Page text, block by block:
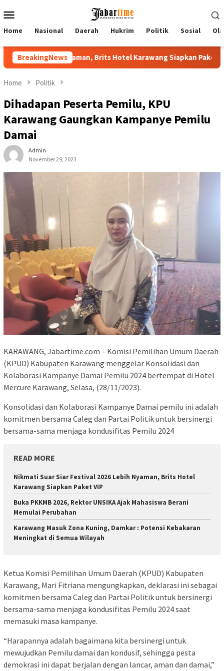
to
Menu
Home Nasional Daerah Hukrim Politik Sosial
BreakingNews
2026 Lebih Nyaman, Brits Hotel Karawang Siapkan Paket VIP
Home Politik
Dihadapan Peserta Pemilu, KPU
Karawang Gaungkan Kampanye Pemilu
Damai
Admin
November 29, 2023
KARAWANG, Jabartime.com – Komisi Pemilihan Umum Daerah
(KPUD) Kabupaten Karawang menggelar Konsolidasi dan
Kolaborasi Kampanye Damai Pemilu 2024 bertempat di Hotel
Mercure Karawang, Selasa, (28/11/2023).
Konsolidasi dan Kolaborasi Kampanye Damai pemilu ini adalah
komitmen bersama Caleg dan Partai Politik untuk bersinergi
bersama-sama menjaga kondusifitas Pemilu 2024
READ MORE
Nikmati Suar Siar Festival 2026 Lebih Nyaman, Brits Hotel
Karawang Siapkan Paket VIP
Buka PKKMB 2026, Rektor UNSIKA Ajak Mahasiswa Berani
Memulai Perubahan
Karawang Masuk Zona Kuning, Damkar : Potensi Kebakaran
Meningkat di Semua Wilayah
Ketua Komisi Pemilihan Umum Daerah (KPUD) Kabupaten
Karawang, Mari Fitriana mengungkapkan, deklarasi ini sebagai
komitmen bersama Caleg dan Partai Politik untuk bersinergi
bersama-sama menjaga kondusifitas Pemilu 2024 saat
memasuki masa kampanye.
“Harapannya adalah bagaimana kita bersinergi untuk
mewujudkan Pemilu damai dan kondusif, sehingga pesta
demokrasi ini dapat berjalan dengan lancar, aman dan damai,”